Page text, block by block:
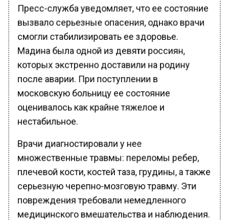
Пресс-служба уведомляет, что ее состояние
вызвало серьезные опасения, однако врачи
смогли стабилизировать ее здоровье.
Мадина была одной из девяти россиян,
которых экстренно доставили на родину
после аварии. При поступлении в
московскую больницу ее состояние
оценивалось как крайне тяжелое и
нестабильное.
Врачи диагностировали у нее
множественные травмы: переломы ребер,
плечевой кости, костей таза, грудины, а также
серьезную черепно-мозговую травму. Эти
повреждения требовали немедленного
медицинского вмешательства и наблюдения.